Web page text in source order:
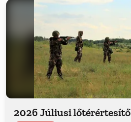
2026 Júliusi lőtérértesítő